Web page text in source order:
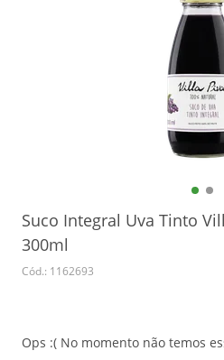
Suco Integral Uva Tinto
300ml
Cód.: 1162693
Ops :( No momento não temos